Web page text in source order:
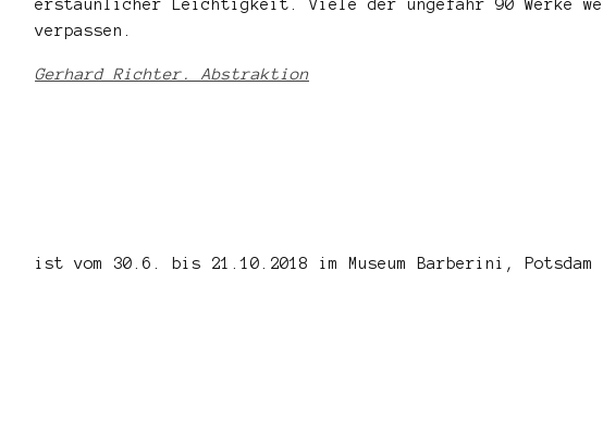
erstaunlicher Leichtigkeit. Viele der ungefähr 90 Werke
verpassen.
Gerhard Richter. Abstraktion
ist vom 30.6. bis 21.10.2018 im Museum Barberini, Potsdam